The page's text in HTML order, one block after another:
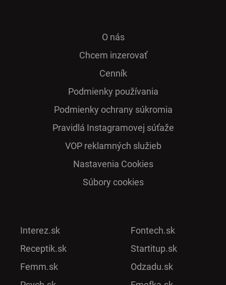
O nás
Chcem inzerovať
Cenník
Podmienky používania
Podmienky ochrany súkromia
Pra­vidlá Ins­ta­gra­mo­vej sú­ťaže
VOP reklamných služieb
Nastavenia Cookies
Súbory cookies
Interez.sk
Receptik.sk
Femm.sk
Fontech.sk
Startitup.sk
Odzadu.sk